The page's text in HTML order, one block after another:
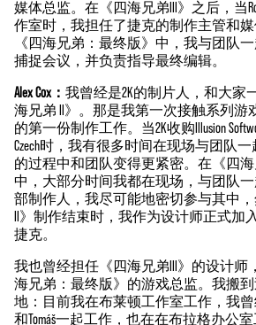
媒体总监。在《四海兄弟III》之后，当
作室时，我担任了捷克的制作主管和
《四海兄弟：最终版》中，我与团队
捕捉会议，并负责指导最终编辑。
Alex Cox： 我曾经是2K的制片人，和大家
海兄弟 II》。那是我第一次接触系列游
的第一份制作工作。当2K收购Illusion
Czech时，我有很多时间在现场与团队
的过程中和团队变得更紧密。在《四
中，大部分时间我都在现场，与团队
部制作人，我尽可能地密切参与其中
II》制作结束时，我作为设计师正式加
捷克。
我也曾经担任《四海兄弟III》的设计师
海兄弟：最终版》的游戏总监。我搬
地：目前我在布莱顿工作室工作，我曾
和Tomáš一起工作，也在在布拉格办公